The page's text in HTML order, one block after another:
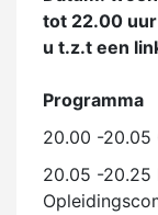
tot 22.00
u t.z.t een
Programma
20.00 -20.05
20.05 -20.25